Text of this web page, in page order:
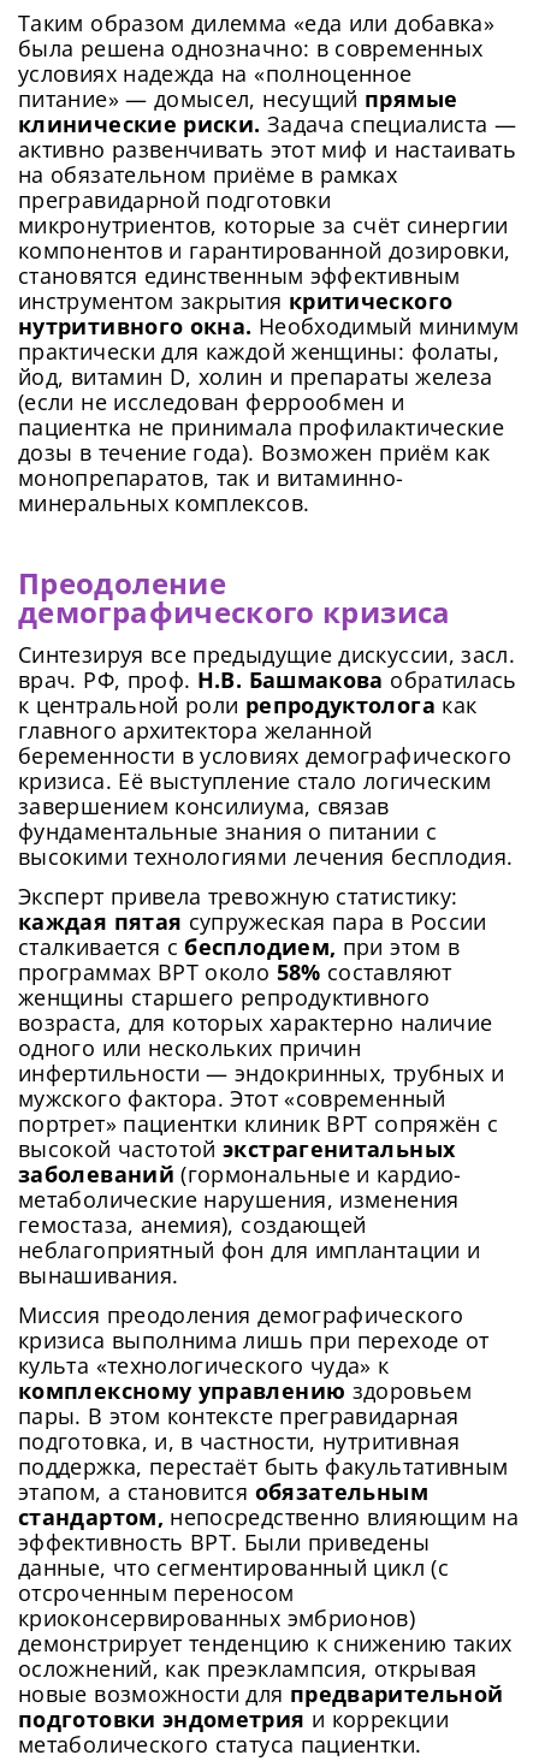
Таким образом дилемма «еда или добавка»
была решена однозначно: в современных
условиях надежда на «полноценное
питание» — домысел, несущий прямые
клинические риски. Задача специалиста —
активно развенчивать этот миф и настаивать
на обязательном приёме в рамках
прегравидарной подготовки
микронутриентов, которые за счёт синергии
компонентов и гарантированной дозировки,
становятся единственным эффективным
инструментом закрытия критического
нутритивного окна. Необходимый минимум
практически для каждой женщины: фолаты,
йод, витамин D, холин и препараты железа
(если не исследован феррообмен и
пациентка не принимала профилактические
дозы в течение года). Возможен приём как
монопрепаратов, так и витаминно-
минеральных комплексов.
Преодоление
демографического кризиса
Синтезируя все предыдущие дискуссии, засл.
врач. РФ, проф. Н.В. Башмакова обратилась
к центральной роли репродуктолога как
главного архитектора желанной
беременности в условиях демографического
кризиса. Её выступление стало логическим
завершением консилиума, связав
фундаментальные знания о питании с
высокими технологиями лечения бесплодия.
Эксперт привела тревожную статистику:
каждая пятая супружеская пара в России
сталкивается сбесплодием, при этом в
программах ВРТ около 58% составляют
женщины старшего репродуктивного
возраста, для которых характерно наличие
одного или нескольких причин
инфертильности — эндокринных, трубных и
мужского фактора. Этот «современный
портрет» пациентки клиник ВРТ сопряжён с
высокой частотойэкстрагенитальных
заболеваний (гормональные и кардио-
метаболические нарушения, изменения
гемостаза, анемия), создающей
неблагоприятный фон для имплантации и
вынашивания.
Миссия преодоления демографического
кризиса выполнима лишь при переходе от
культа «технологического чуда» к
комплексному управлению здоровьем
пары. В этом контексте прегравидарная
подготовка, и, в частности, нутритивная
поддержка, перестаёт быть факультативным
этапом, а становится обязательным
стандартом, непосредственно влияющим на
эффективность ВРТ. Были приведены
данные, что сегментированный цикл (с
отсроченным переносом
криоконсервированных эмбрионов)
демонстрирует тенденцию к снижению таких
осложнений, как преэклампсия, открывая
новые возможности для предварительной
подготовки эндометрия и коррекции
метаболического статуса пациентки.